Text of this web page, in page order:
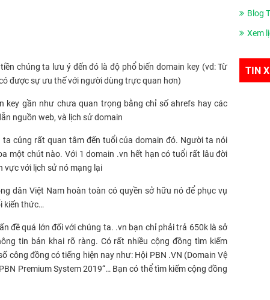
chúng ta lưu ý đến đó là độ phổ biến domain key (vd: Từ
được sự ưu thế với người dùng trực quan hơn)
key gần như chưa quan trọng bằng chỉ số ahrefs hay các
nguồn web, và lịch sử domain
củng rất quan tâm đến tuổi của domain đó. Người ta nói
một chút nào. Với 1 domain .vn hết hạn có tuổi rất lâu đời
vực với lịch sử nó mạng lại
dân Việt Nam hoàn toàn có quyền sở hữu nó để phục vụ
kiến thức…
đề quá lớn đối với chúng ta. .vn bạn chỉ phải trả 650k là sở
tin bản khai rõ ràng. Có rất nhiều cộng đồng tìm kiếm
công đồng có tiếng hiện nay như: Hội PBN .VN (Domain Vệ
Premium System 2019“… Bạn có thể tìm kiếm cộng đồng
Blog
Xem
TIN